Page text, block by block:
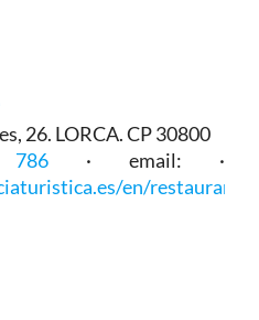
26. LORCA. CP 30800
· email: ·
en/restaurant/